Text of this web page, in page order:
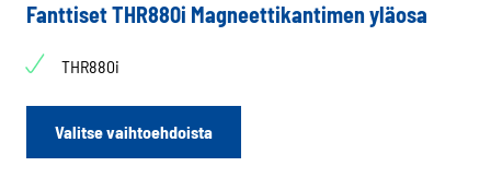
Fanttiset THR880i Magneettikantimen yläosa
THR880i
Valitse vaihtoehdoista